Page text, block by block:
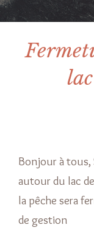
Bonjour à tous,
autour du lac
la pêche sera
de gestion